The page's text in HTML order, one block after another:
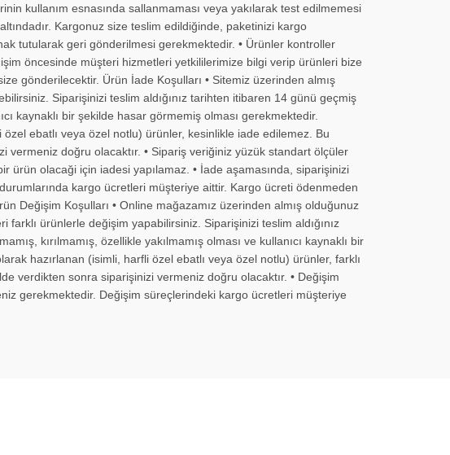
kullanım esnasında sallanmaması veya yakılarak test edilmemesi
Kargonuz size teslim edildiğinde, paketinizi kargo
tutularak geri gönderilmesi gerekmektedir. • Ürünler kontroller
öncesinde müşteri hizmetleri yetkililerimize bilgi verip ürünleri bize
gönderilecektir. Ürün İade Koşulları • Sitemiz üzerinden almış
Siparişinizi teslim aldığınız tarihten itibaren 14 günü geçmiş
kaynaklı bir şekilde hasar görmemiş olması gerekmektedir.
ebatlı veya özel notlu) ürünler, kesinlikle iade edilemez. Bu
doğru olacaktır. • Sipariş veriğiniz yüzük standart ölçüler
ürün olacaği için iadesi yapılamaz. • İade aşamasında, siparişinizi
kargo ücretleri müşteriye aittir. Kargo ücreti ödenmeden
Değişim Koşulları • Online mağazamız üzerinden almış olduğunuz
ürünlerle değişim yapabilirsiniz. Siparişinizi teslim aldığınız
kırılmamış, özellikle yakılmamış olması ve kullanıcı kaynaklı bir
hazırlanan (isimli, harfli özel ebatlı veya özel notlu) ürünler, farklı
verdikten sonra siparişinizi vermeniz doğru olacaktır. • Değişim
gerekmektedir. Değişim süreçlerindeki kargo ücretleri müşteriye